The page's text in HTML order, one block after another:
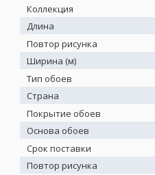
Коллекция
Длина
Повтор рисунка
Ширина (м)
Тип обоев
Страна
Покрытие обоев
Основа обоев
Срок поставки
Повтор рисунка